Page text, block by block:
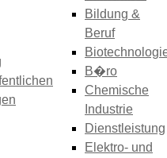
Bildung &
Beruf
B�ro
Chemische
Industrie
Dienstleistung
Elektro- und